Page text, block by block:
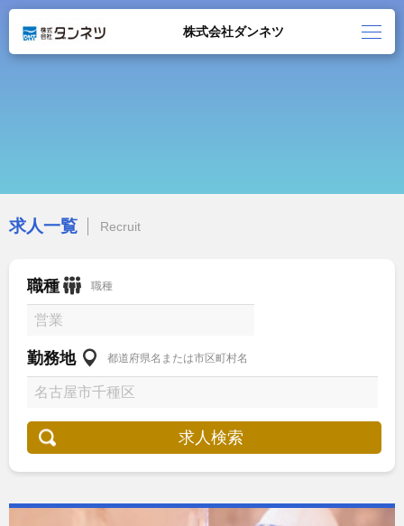
株式会社ダンネツ
求人一覧 Recruit
職種 職種
勤務地 都道府県名または市区町村名
求人検索